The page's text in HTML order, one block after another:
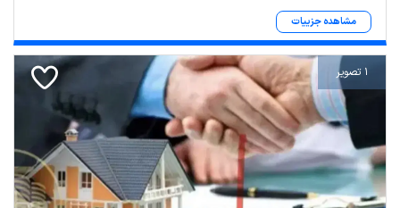
مشاهده جزییات
1 تصویر